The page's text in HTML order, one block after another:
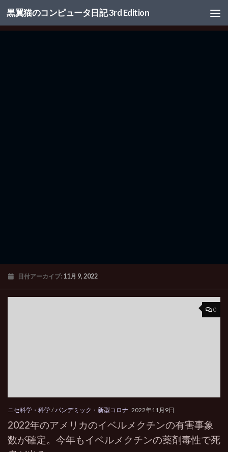
コンテンツへスキップ
黒翼猫のコンピュータ日記 3rd Edition
日付アーカイブ: 11月 9, 2022
0
ニセ科学・科学/パンデミック・新型コロナ 2022年11月9日
2022年のアメリカのイベルメクチンの有害事象
数が確定。今年もイベルメクチンの薬剤毒性で死